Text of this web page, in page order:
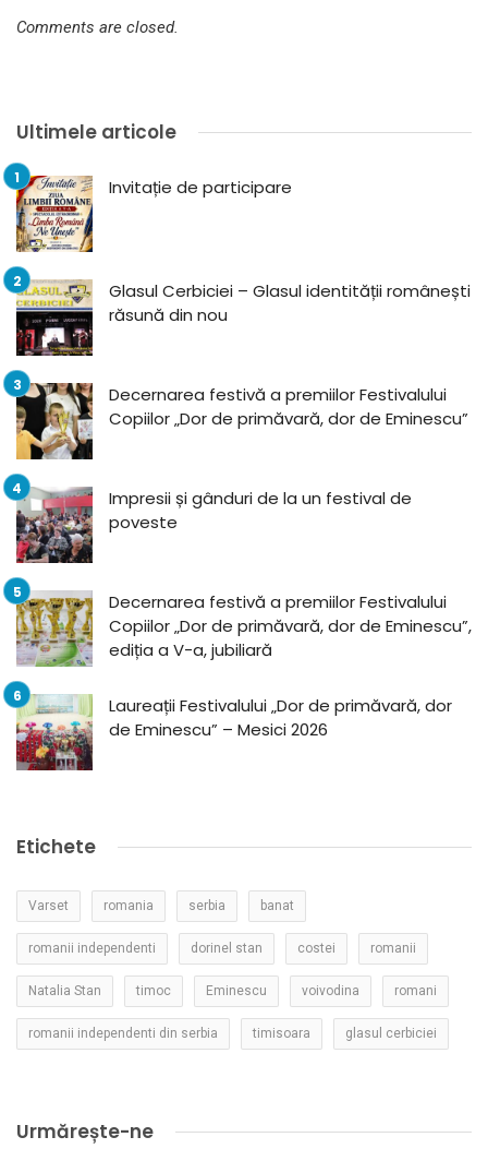
Comments are closed.
Ultimele articole
Invitație de participare
Glasul Cerbiciei – Glasul identității românești
răsună din nou
Decernarea festivă a premiilor Festivalului
Copiilor „Dor de primăvară, dor de Eminescu”
Impresii și gânduri de la un festival de
poveste
Decernarea festivă a premiilor Festivalului
Copiilor „Dor de primăvară, dor de Eminescu”,
ediția a V-a, jubiliară
Laureații Festivalului „Dor de primăvară, dor
de Eminescu” – Mesici 2026
Etichete
Varset romania serbia banat
romanii independenti dorinel stan costei romanii
Natalia Stan timoc Eminescu voivodina romani
romanii independenti din serbia timisoara glasul cerbiciei
Urmărește-ne